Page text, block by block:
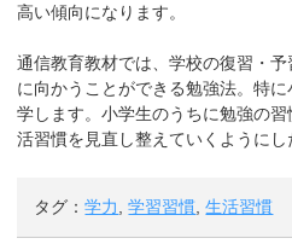
高い傾向になります。
通信教育教材では、学校の復習・
に向かうことができる勉強法。特
学します。小学生のうちに勉強の
活習慣を見直し整えていくようにし
タグ：学力 ,学習習慣 ,生活習慣